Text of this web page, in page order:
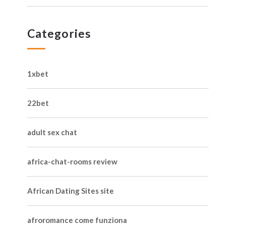
Categories
1xbet
22bet
adult sex chat
africa-chat-rooms review
African Dating Sites site
afroromance come funziona